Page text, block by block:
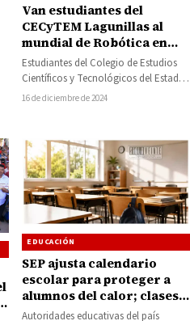
Van estudiantes del
CECyTEM Lagunillas al
mundial de Robótica en
Texas
Estudiantes del Colegio de Estudios
Científicos y Tecnológicos del Estado
de Michoacán (Cecytem), plantel
16 de diciembre de 2024
EDUCACIÓN
SEP ajusta calendario
escolar para proteger a
alumnos del calor; clases
terminarán el 5 de junio
Autoridades educativas del país